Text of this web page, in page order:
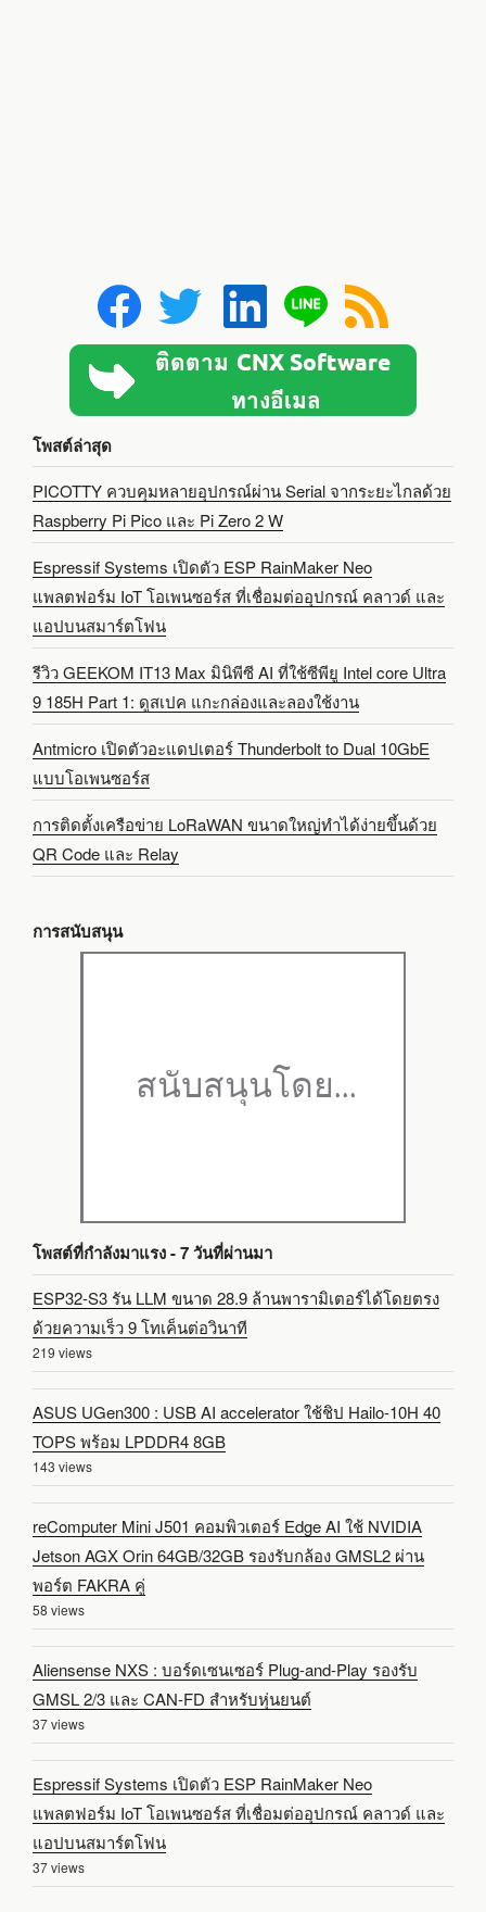
โพสต์ล่าสุด
PICOTTY ควบคุมหลายอุปกรณ์ผ่าน Serial จากระยะไกลด้วย
Raspberry Pi Pico และ Pi Zero 2 W
Espressif Systems เปิดตัว ESP RainMaker Neo
แพลตฟอร์ม IoT โอเพนซอร์ส ที่เชื่อมต่ออุปกรณ์ คลาวด์ และ
แอปบนสมาร์ตโฟน
รีวิว GEEKOM IT13 Max มินิพีซี AI ที่ใช้ซีพียู Intel core Ultra
9 185H Part 1: ดูสเปค แกะกล่องและลองใช้งาน
Antmicro เปิดตัวอะแดปเตอร์ Thunderbolt to Dual 10GbE
แบบโอเพนซอร์ส
การติดตั้งเครือข่าย LoRaWAN ขนาดใหญ่ทำได้ง่ายขึ้นด้วย
QR Code และ Relay
การสนับสนุน
โพสต์ที่กำลังมาแรง - 7 วันที่ผ่านมา
ESP32-S3 รัน LLM ขนาด 28.9 ล้านพารามิเตอร์ได้โดยตรง
ด้วยความเร็ว 9 โทเค็นต่อวินาที
219 views
ASUS UGen300 : USB AI accelerator ใช้ชิป Hailo-10H 40
TOPS พร้อม LPDDR4 8GB
143 views
reComputer Mini J501 คอมพิวเตอร์ Edge AI ใช้ NVIDIA
Jetson AGX Orin 64GB/32GB รองรับกล้อง GMSL2 ผ่าน
พอร์ต FAKRA คู่
58 views
Aliensense NXS : บอร์ดเซนเซอร์ Plug-and-Play รองรับ
GMSL 2/3 และ CAN-FD สำหรับหุ่นยนต์
37 views
Espressif Systems เปิดตัว ESP RainMaker Neo
แพลตฟอร์ม IoT โอเพนซอร์ส ที่เชื่อมต่ออุปกรณ์ คลาวด์ และ
แอปบนสมาร์ตโฟน
37 views